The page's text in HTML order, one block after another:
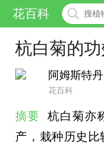
花百科
杭白菊的
阿姆斯特丹
花百科
摘要
杭白菊亦
产，栽种历史比